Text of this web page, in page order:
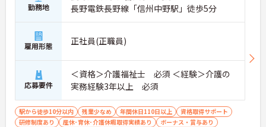
勤務地
長野電鉄長野線「信州中野駅」徒歩5分
雇用形態 正社員(正職員)
応募要件
＜資格＞介護福祉士 必須 ＜経験＞介護の
実務経験3年以上 必須
駅から徒歩10分以内 残業少なめ 年間休日110日以上
資格取得サポート
研修制度あり
産休･育休･介護休暇取得実績あり
ボーナス・賞与あり